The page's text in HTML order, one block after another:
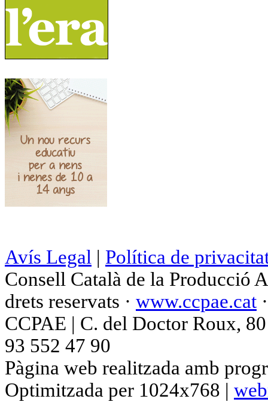
Avís Legal | Política de
Consell Català de la Producció
drets reservats · www.ccpae.cat
CCPAE | C. del Doctor Roux,
93 552 47 90
Pàgina web realitzada amb
Optimitzada per 1024x768 |